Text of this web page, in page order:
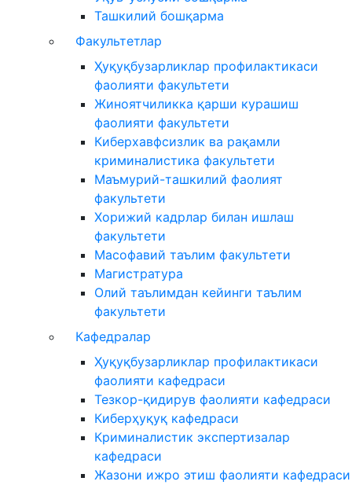
Ташкилий бошқарма
Факультетлар
Ҳуқуқбузарликлар профилактикаси
фаолияти факультети
Жиноятчиликка қарши курашиш
фаолияти факультети
Киберхавфсизлик ва рақамли
криминалистика факультети
Маъмурий-ташкилий фаолият
факультети
Хорижий кадрлар билан ишлаш
факультети
Масофавий таълим факультети
Магистратура
Олий таълимдан кейинги таълим
факультети
Кафедралар
Ҳуқуқбузарликлар профилактикаси
фаолияти кафедраси
Тезкор-қидирув фаолияти кафедраси
Киберҳуқуқ кафедраси
Криминалистик экспертизалар
кафедраси
Жазони ижро этиш фаолияти кафедраси